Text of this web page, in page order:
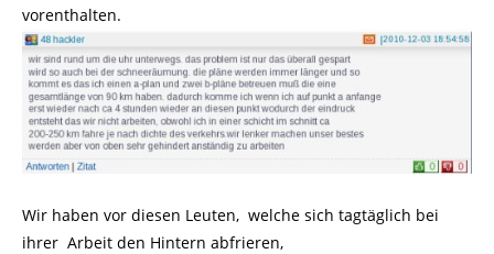
vorenthalten.
Wir haben vor diesen Leuten, welche sich tagtäglich bei
ihrer Arbeit den Hintern abfrieren,